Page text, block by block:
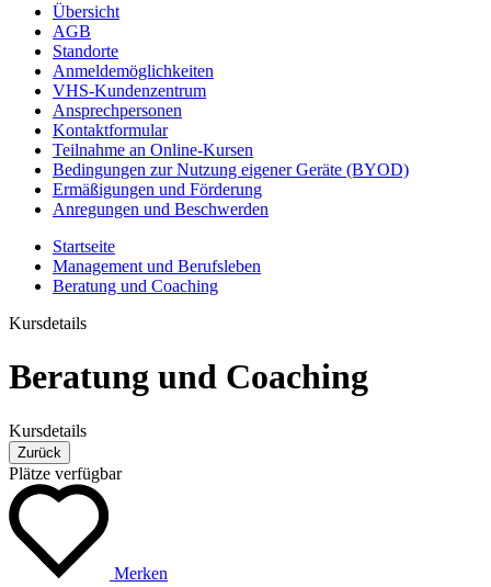
Übersicht
AGB
Standorte
Anmeldemöglichkeiten
VHS-Kundenzentrum
Ansprechpersonen
Kontaktformular
Teilnahme an Online-Kursen
Bedingungen zur Nutzung eigener Geräte (BYOD)
Ermäßigungen und Förderung
Anregungen und Beschwerden
Startseite
Management und Berufsleben
Beratung und Coaching
Kursdetails
Beratung und Coaching
Kursdetails
Zurück
Plätze verfügbar
Merken